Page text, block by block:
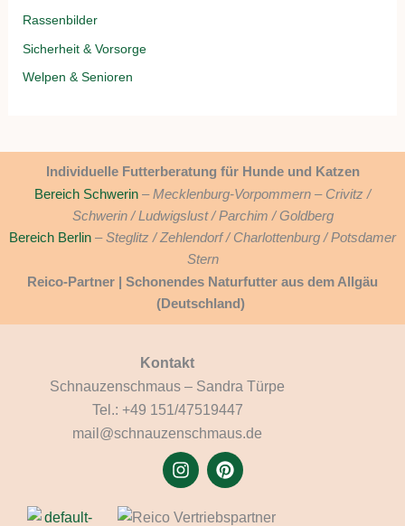
Rassenbilder
Sicherheit & Vorsorge
Welpen & Senioren
Individuelle Futterberatung für Hunde und Katzen
Bereich Schwerin –Mecklenburg-Vorpommern – Crivitz /
Schwerin / Ludwigslust / Parchim / Goldberg
Bereich Berlin – Steglitz / Zehlendorf / Charlottenburg / Potsdamer
Stern
Reico-Partner | Schonendes Naturfutter aus dem Allgäu
(Deutschland)
Kontakt
Schnauzenschmaus – Sandra Türpe
Tel.: +49 151/47519447
mail@schnauzenschmaus.de
I
n
t
P
i
t